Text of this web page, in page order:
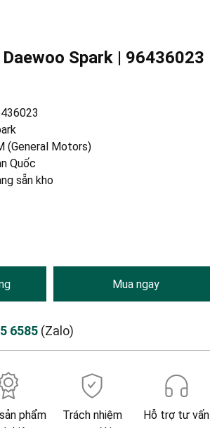
Spark | 96436023
(General Motors)
Quốc
sẵn kho
Mua ngay
6585 (Zalo)
phẩm
Trách nhiệm
Hỗ trợ tư vấn